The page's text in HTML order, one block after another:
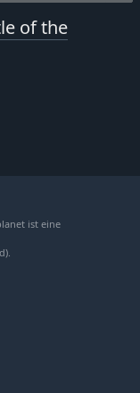
of the
ist eine